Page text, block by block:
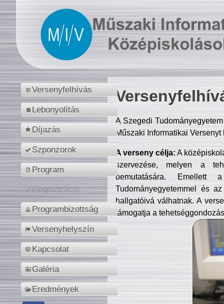
Versenyfelhívás
Lebonyolítás
Díjazás
Szponzorok
Program
Regisztráció
Programbizottság
Versenyhelyszín
Kapcsolat
Galéria
Eredmények
A Szegedi
Műszaki Informatikai
A verseny célja: A
szervezése, melyen a
bemutatására. Emellett
Tudományegyetemmel és
hallgatóivá válhatnak. A
támogatja a